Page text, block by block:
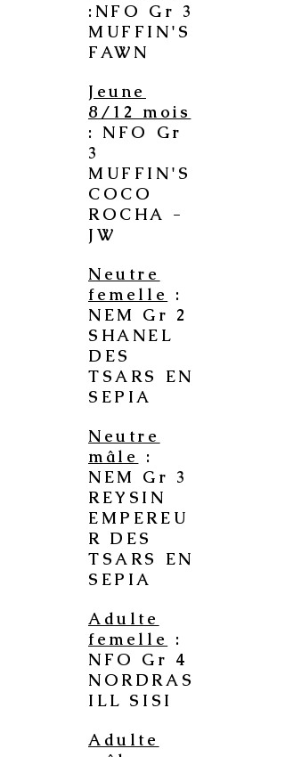
:NFO Gr 3
MUFFIN'S
FAWN
Jeune
8/12 mois
: NFO Gr
3
MUFFIN'S
COCO
ROCHA -
JW
Neutre
femelle
:
NEM Gr 2
SHANEL
DES
TSARS EN
SEPIA
Neutre
mâle
:
NEM Gr 3
REYSIN
EMPEREU
R DES
TSARS EN
SEPIA
Adulte
femelle
:
NFO Gr 4
NORDRAS
ILL SISI
Adulte